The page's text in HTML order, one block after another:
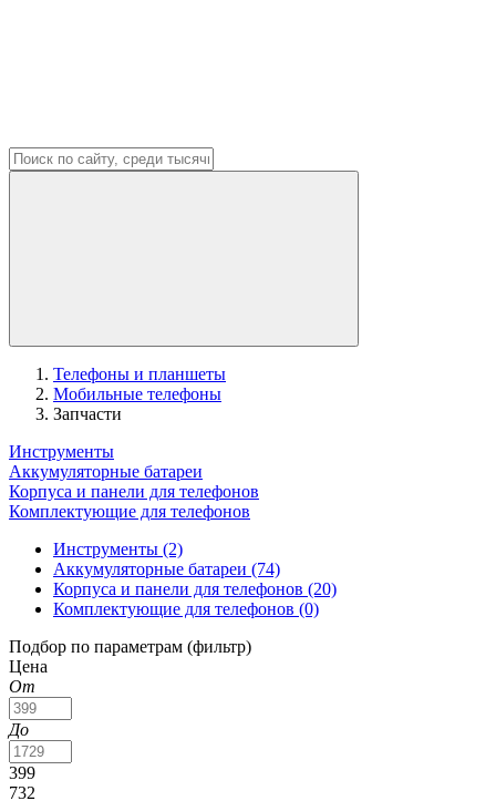
Телефоны и планшеты
Мобильные телефоны
Запчасти
Инструменты
Аккумуляторные батареи
Корпуса и панели для телефонов
Комплектующие для телефонов
Инструменты (2)
Аккумуляторные батареи (74)
Корпуса и панели для телефонов (20)
Комплектующие для телефонов (0)
Подбор по параметрам (фильтр)
Цена
От
До
399
732